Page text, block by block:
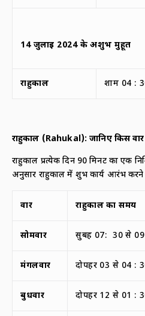
14 जुलाई 2024 केअशुभ मुहूर्त
राहुकाल शाम 04 :
राहुकाल (Rahukal): जानिए किस
राहुकाल प्रत्येक दिन 90 मिनट का एक
अनुसार राहुकाल में शुभ कार्य आरंभ करने
वार राहुकाल का समय
सोमवार सुबह 07: 30 से
मंगलवार दोपहर 03 से 04 :
बुधवार दोपहर 12 से 01 :